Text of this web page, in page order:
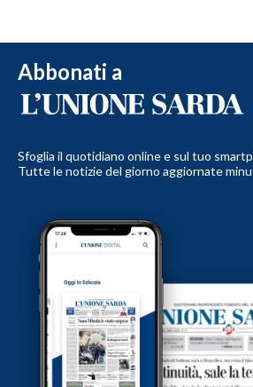
Abbonati a
Sfoglia il quotidiano online e sul tuo
Tutte le notizie del giorno aggiornate